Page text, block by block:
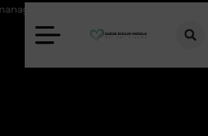
als onderdeel van een gezonde